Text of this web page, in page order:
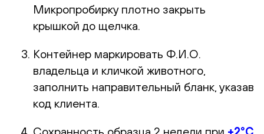
Микропробирку плотно закрыть
крышкой до щелчка.
Контейнер маркировать Ф.И.О.
владельца и кличкой животного,
заполнить направительный бланк, указав
код клиента.
Сохранность образца 2 недели при +2°С